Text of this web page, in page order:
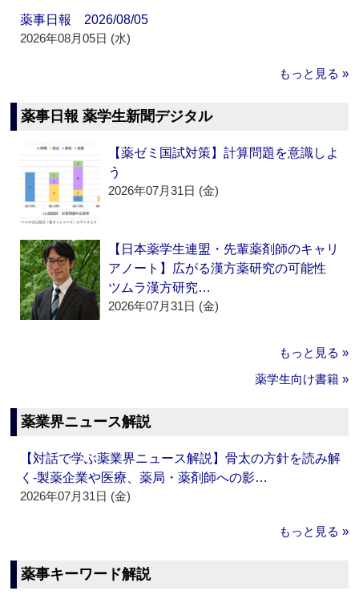
薬事日報 2026/08/05
2026年08月05日 (水)
もっと見る »
薬事日報 薬学生新聞デジタル
【薬ゼミ国試対策】計算問題を意識しよ
う
2026年07月31日 (金)
【日本薬学生連盟・先輩薬剤師のキャリ
アノート】広がる漢方薬研究の可能性
ツムラ漢方研究…
2026年07月31日 (金)
もっと見る »
薬学生向け書籍 »
薬業界ニュース解説
【対話で学ぶ薬業界ニュース解説】骨太の方針を読み解
く‐製薬企業や医療、薬局・薬剤師への影…
2026年07月31日 (金)
もっと見る »
薬事キーワード解説